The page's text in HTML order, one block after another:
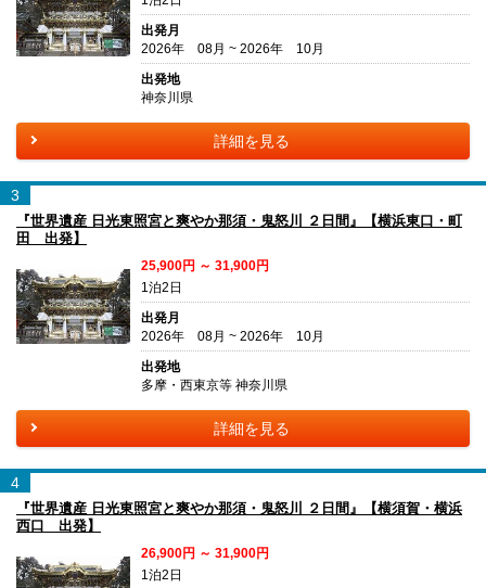
出発月
2026年 08月 ~ 2026年 10月
出発地
神奈川県
詳細を見る
3
『世界遺産 日光東照宮と爽やか那須・鬼怒川 ２日間』【横浜東口・町
田 出発】
25,900円 ～ 31,900円
1泊2日
出発月
2026年 08月 ~ 2026年 10月
出発地
多摩・西東京等 神奈川県
詳細を見る
4
『世界遺産 日光東照宮と爽やか那須・鬼怒川 ２日間』【横須賀・横浜
西口 出発】
26,900円 ～ 31,900円
1泊2日